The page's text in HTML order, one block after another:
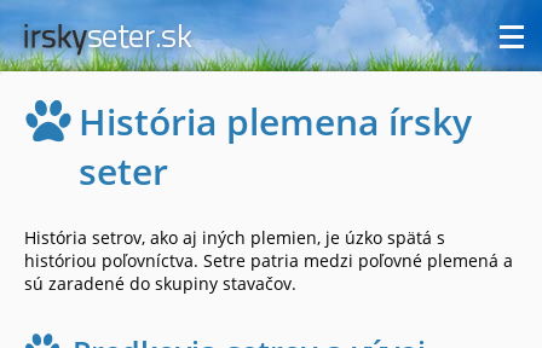
História plemena írsky
seter
História setrov, ako aj iných plemien, je úzko spätá s
históriou poľovníctva. Setre patria medzi poľovné plemená a
sú zaradené do skupiny stavačov.